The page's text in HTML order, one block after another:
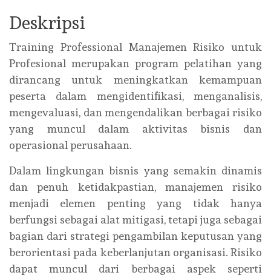
Deskripsi
Training Professional Manajemen Risiko untuk
Profesional merupakan program pelatihan yang
dirancang untuk meningkatkan kemampuan
peserta dalam mengidentifikasi, menganalisis,
mengevaluasi, dan mengendalikan berbagai risiko
yang muncul dalam aktivitas bisnis dan
operasional perusahaan.
Dalam lingkungan bisnis yang semakin dinamis
dan penuh ketidakpastian, manajemen risiko
menjadi elemen penting yang tidak hanya
berfungsi sebagai alat mitigasi, tetapi juga sebagai
bagian dari strategi pengambilan keputusan yang
berorientasi pada keberlanjutan organisasi. Risiko
dapat muncul dari berbagai aspek seperti